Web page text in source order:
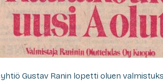
Gustav Ranin lopetti oluen